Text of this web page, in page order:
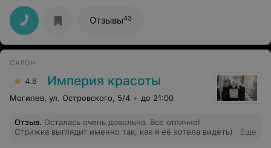
Отзывы43
САЛОН
4.8 Империя красоты
Могилев, ул. Островского, 5/4 до 21:00
Отзыв. Осталась очень довольна. Все отлично!
Стрижка выглядит именно так, как я её хотела видеть)
Еще